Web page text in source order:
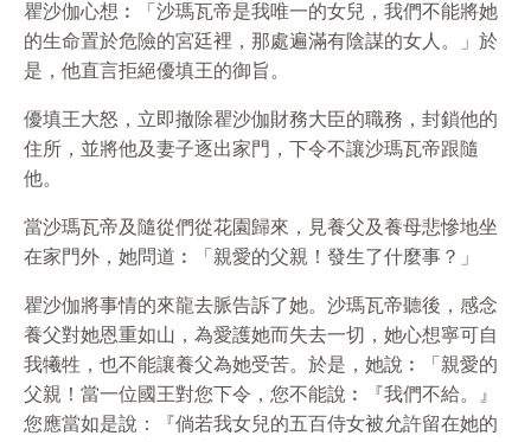
瞿沙伽心想︰「沙瑪瓦帝是我唯一的女兒，我們不能將她
的生命置於危險的宮廷裡，那處遍滿有陰謀的女人。」於
是，他直言拒絕優填王的御旨。
優填王大怒，立即撤除瞿沙伽財務大臣的職務，封鎖他的
住所，並將他及妻子逐出家門，下令不讓沙瑪瓦帝跟隨
他。
當沙瑪瓦帝及隨從們從花園歸來，見養父及養母悲慘地坐
在家門外，她問道︰「親愛的父親！發生了什麼事？」
瞿沙伽將事情的來龍去脈告訴了她。沙瑪瓦帝聽後，感念
養父對她恩重如山，為愛護她而失去一切，她心想寧可自
我犧牲，也不能讓養父為她受苦。於是，她說︰「親愛的
父親！當一位國王對您下令，您不能說︰『我們不給。』
您應當如是說：『倘若我女兒的五百侍女被允許留在她的